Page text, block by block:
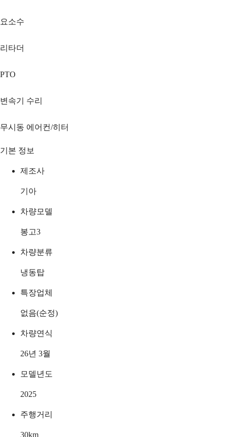
요소수
리타더
PTO
변속기 수리
무시동 에어컨/히터
기본 정보
제조사
기아
차량모델
봉고3
차량분류
냉동탑
특장업체
없음(순정)
차량연식
26년 3월
모델년도
2025
주행거리
30km